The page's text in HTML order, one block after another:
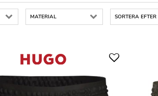
MATERIAL SORTERA EFTER